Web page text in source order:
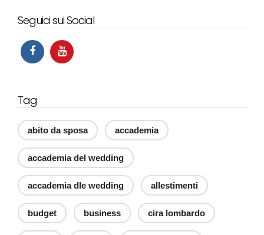
Seguici sui Social
Tag
abito da sposa accademia
accademia del wedding
accademia dle wedding allestimenti
budget business cira lombardo